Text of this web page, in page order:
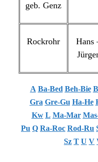
geb. Genz
Rockrohr
Hans
A Ba-Bed Beh-Bie
Gra Gre-Gu Ha-He
Kw L Ma-Mar
Pu Q Ra-Roc Rod-Ru
Sz T U V